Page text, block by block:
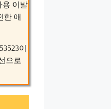
용 이발
한 애
이
으로